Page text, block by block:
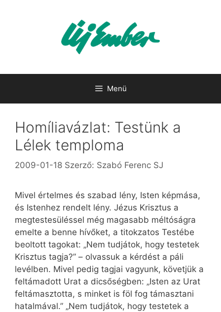
Menü
Homíliavázlat: Testünk a
Lélek temploma
2009-01-18 Szerző: Szabó Ferenc SJ
Mivel értelmes és szabad lény, Isten képmása,
és Istenhez rendelt lény. Jézus Krisztus a
megtestesüléssel még magasabb méltóságra
emelte a benne hívőket, a titokzatos Testébe
beoltott tagokat: „Nem tudjátok, hogy testetek
Krisztus tagja?” – olvassuk a kérdést a páli
levélben. Mivel pedig tagjai vagyunk, követjük a
feltámadott Urat a dicsőségben: „Isten az Urat
feltámasztotta, s minket is föl fog támasztani
hatalmával.” „Nem tudjátok, hogy testetek a